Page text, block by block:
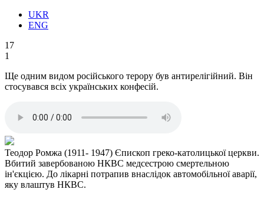
UKR
ENG
17
1
Ще одним видом російського терору був антирелігійний. Він
стосувався всіх українських конфесій.
Теодор Ромжа (1911- 1947) Єпископ греко-католицької церкви.
Вбитий завербованою НКВС медсестрою смертельною
ін'єкцією. До лікарні потрапив внаслідок автомобільної аварії,
яку влаштув НКВС.